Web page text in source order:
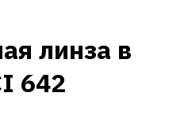
линза в
642